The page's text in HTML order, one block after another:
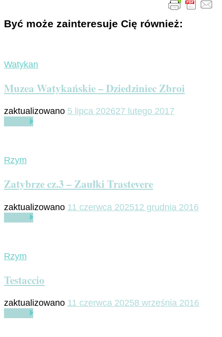
Być może zainteresuje Cię również:
Watykan
Muzea Watykańskie – Dziedziniec Zbroi
zaktualizowano 5 lipca 202627 lutego 2017
Rzym
Zatybrze cz.3 – Zaułki Trastevere
zaktualizowano 11 czerwca 202512 grudnia 2016
Rzym
Testaccio
zaktualizowano 11 czerwca 20258 września 2016